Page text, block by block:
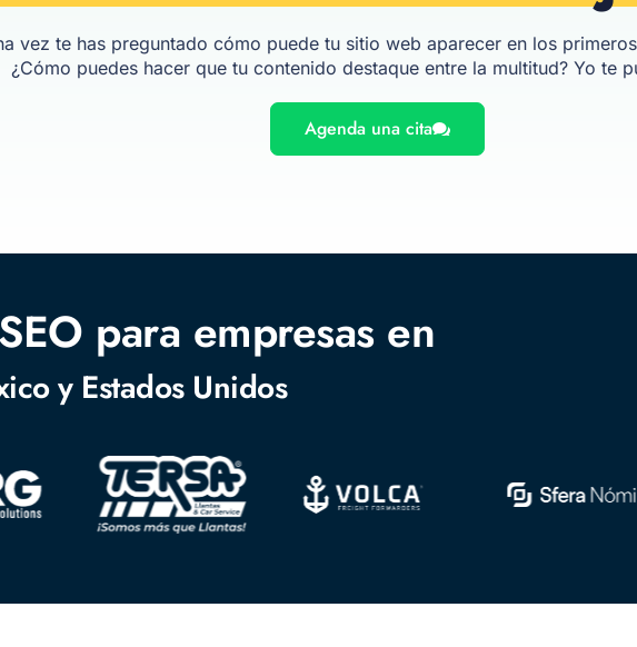
vez te has preguntado cómo puede tu sitio web aparecer en los
¿Cómo puedes hacer que tu contenido destaque entre la multitud? Yo te
Agenda una cita
para empresas en
y Estados Unidos